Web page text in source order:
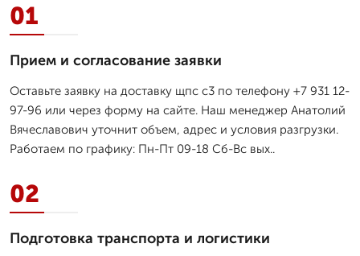
01
Прием и согласование заявки
Оставьте заявку на доставку щпс с3 по телефону +7 931 12-
97-96 или через форму на сайте. Наш менеджер Анатолий
Вячеславович уточнит объем, адрес и условия разгрузки.
Работаем по графику: Пн-Пт 09-18 Сб-Вс вых..
02
Подготовка транспорта и логистики